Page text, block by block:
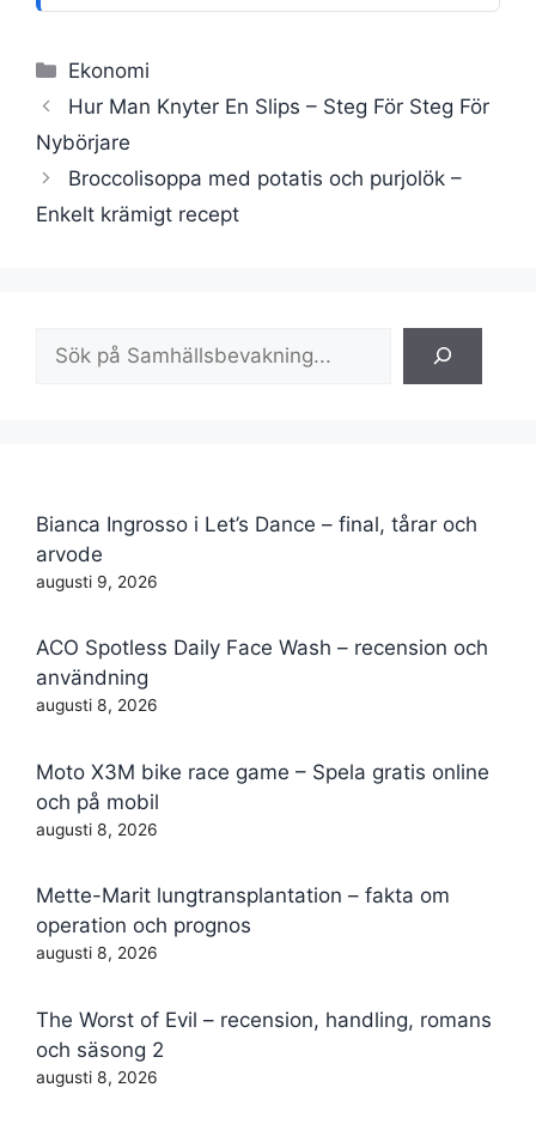
Kategorier
Ekonomi
Hur Man Knyter En Slips – Steg För Steg För
Nybörjare
Broccolisoppa med potatis och purjolök –
Enkelt krämigt recept
Bianca Ingrosso i Let’s Dance – final, tårar och
arvode
augusti 9, 2026
ACO Spotless Daily Face Wash – recension och
användning
augusti 8, 2026
Moto X3M bike race game – Spela gratis online
och på mobil
augusti 8, 2026
Mette-Marit lungtransplantation – fakta om
operation och prognos
augusti 8, 2026
The Worst of Evil – recension, handling, romans
och säsong 2
augusti 8, 2026